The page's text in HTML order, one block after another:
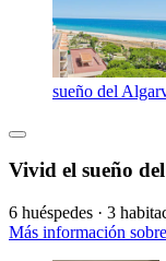
sueño del
Vivid el sueño
6 huéspedes · 3
Más información